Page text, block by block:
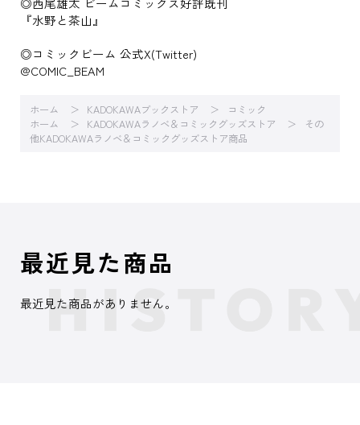
『水野と茶山』
◎コミックビーム 公式X(Twitter)
@COMIC_BEAM
ホーム KADOKAWAブックストア
コミック
ホーム
KADOKAWAラノベ＆コミックグッズストア
その
他KADOKAWAラノベ＆コミックグッズストア商品
最近見た商品
最近見た商品がありません。